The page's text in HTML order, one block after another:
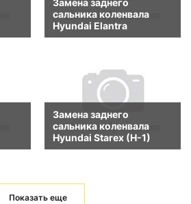
Замена заднего
сальника коленвала
Hyundai Elantra
Замена заднего
сальника коленвала
Hyundai Starex (H-1)
Показать еще